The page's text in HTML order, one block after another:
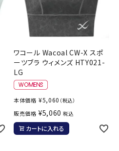
ワコール Wacoal CW-X スポ
ーツブラ ウィメンズ HTY021-
LG
本体価格 ¥5,060 （税込）
販売価格 ¥5,060 税込
カートに入れる